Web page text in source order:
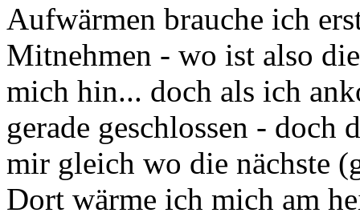
Aufwärmen brauche ich
Mitnehmen - wo ist also
mich hin... doch als ich
gerade geschlossen -
mir gleich wo die nächste
Dort wärme ich mich am